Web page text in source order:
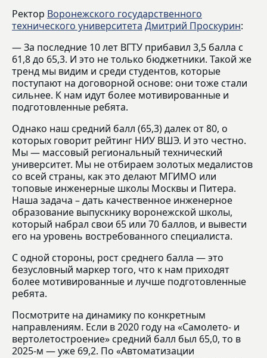
Ректор Воронежского государственного
технического университета Дмитрий Проскурин:
— За последние 10 лет ВГТУ прибавил 3,5 балла с
61,8 до 65,3. И это не только бюджетники. Такой же
тренд мы видим и среди студентов, которые
поступают на договорной основе: они тоже стали
сильнее. К нам идут более мотивированные и
подготовленные ребята.
Однако наш средний балл (65,3) далек от 80, о
которых говорит рейтинг НИУ ВШЭ. И это честно.
Мы — массовый региональный технический
университет. Мы не отбираем золотых медалистов
со всей страны, как это делают МГИМО или
топовые инженерные школы Москвы и Питера.
Наша задача – дать качественное инженерное
образование выпускнику воронежской школы,
который набрал свои 65 или 70 баллов, и вывести
его на уровень востребованного специалиста.
С одной стороны, рост среднего балла — это
безусловный маркер того, что к нам приходят
более мотивированные и лучше подготовленные
ребята.
Посмотрите на динамику по конкретным
направлениям. Если в 2020 году на «Самолето- и
вертолетостроение» средний балл был 65,0, то в
2025-м — уже 69,2. По «Автоматизации